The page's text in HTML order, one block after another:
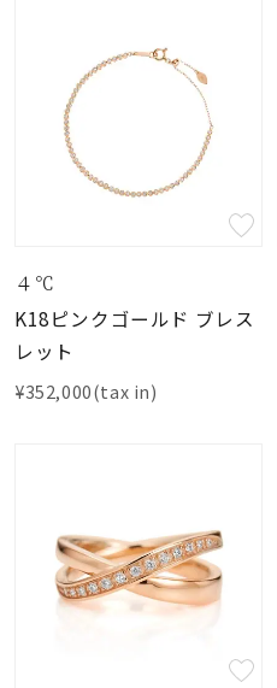
４℃
K18ピンクゴールド ブレス
レット
¥352,000(tax in)